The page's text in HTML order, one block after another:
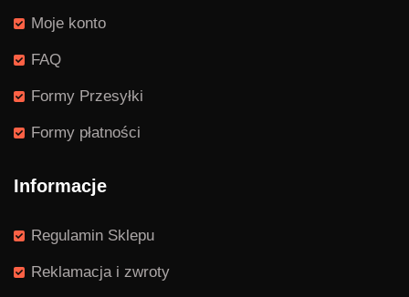
Moje konto
FAQ
Formy Przesyłki
Formy płatności
Informacje
Regulamin Sklepu
Reklamacja i zwroty